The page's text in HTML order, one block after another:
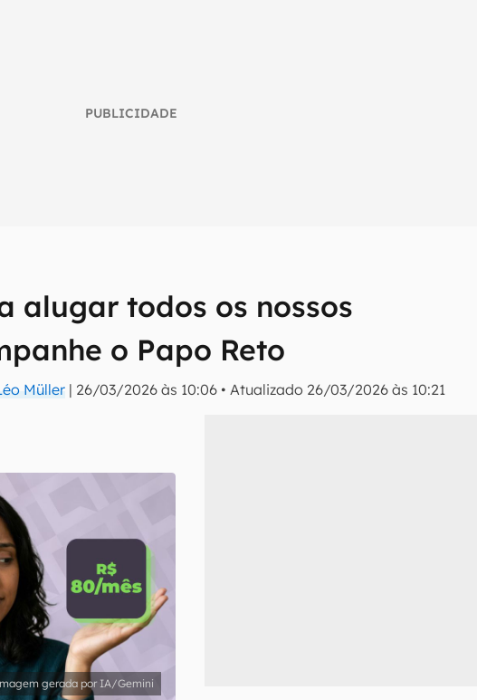
PUBLICIDADE
alugar todos os nossos
o Papo Reto
Müller | 26/03/2026 às 10:06 •Atualizado 26/03/2026 às 10:21
do mundo tech!
e receba notícias e reviews sobre tecnologia em primeira
com os Termos de Uso e Política de Privacidade do Canaltech.
gerada por IA/Gemini